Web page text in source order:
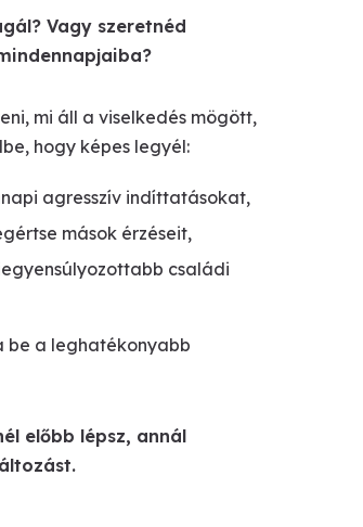
Vagy szeretnéd
mi áll a viselkedés mögött,
hogy képes legyél:
agresszív indíttatásokat,
mások érzéseit,
családi
be a leghatékonyabb
előbb lépsz, annál